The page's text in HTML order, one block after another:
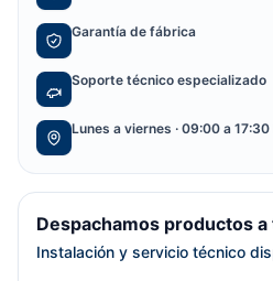
Garantía de fábrica
Soporte técnico especializado
Lunes a viernes · 09:00 a 17:30
Despachamos productos a
Instalación y servicio técnico